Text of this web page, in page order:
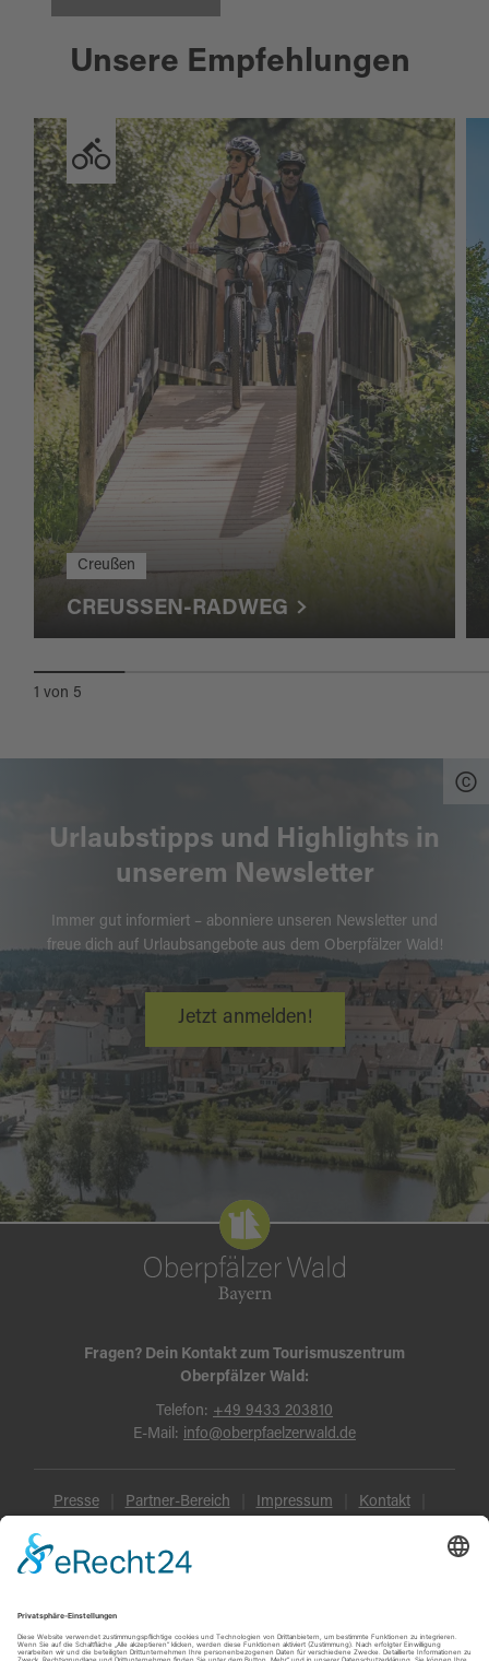
Unsere Empfehlungen
Creußen
CREUSSEN-RADWEG
1 von 5
Urlaubstipps und Highlights in
unserem Newsletter
Immer gut informiert – abonniere unseren Newsletter und
freue dich auf Urlaubsangebote aus dem Oberpfälzer Wald!
Jetzt anmelden!
Fragen? Dein Kontakt zum Tourismuszentrum
Oberpfälzer Wald:
Telefon: +49 9433 203810
E-Mail: info@oberpfaelzerwald.de
Presse Partner-Bereich Impressum Kontakt
Datenschutz